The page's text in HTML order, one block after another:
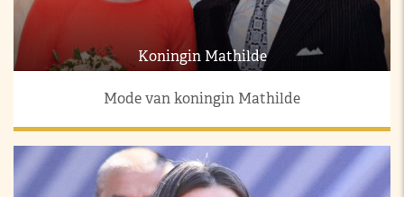
Koningin Mathilde
Mode van koningin Mathilde